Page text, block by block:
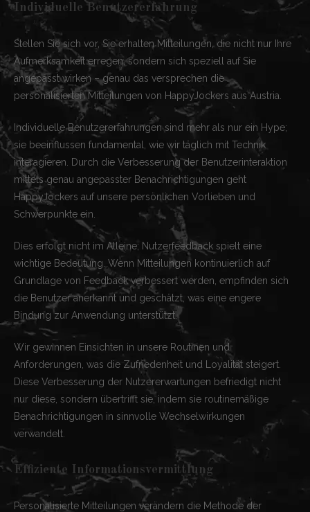
Individuelle Benutzererfahrung
Stellen Sie sich vor, Sie erhalten Mitteilungen, die nicht nur Ihre
Aufmerksamkeit erregen, sondern sich speziell auf Sie
angepasst wirken – genau das versprechen die
personalisierten Mitteilungen von HappyJockers aus Austria.
Individuelle Benutzererfahrungen sind mehr als nur ein Hype;
sie beeinflussen fundamental, wie wir täglich mit Technik
interagieren. Durch die Verbesserung der Benutzerinteraktion
mittels genau angepasster Benachrichtigungen geht
HappyJockers auf unsere persönlichen Vorlieben und
Schwerpunkte ein.
Dies erfolgt nicht im Alleine; Nutzerfeedback spielt eine
wichtige Bedeutung. Wenn Mitteilungen kontinuierlich auf
Grundlage von Feedback verbessert werden, empfinden sich
die Benutzer anerkannt und geschätzt, was eine engere
Bindung zur Anwendung unterstützt.
Wir gewinnen Einsichten in unsere Routinen und
Anforderungen, was die Zufriedenheit und Loyalität steigert.
Diese Verbesserung der Nutzererwartungen befriedigt nicht
nur diese, sondern übertrifft sie, indem sie routinemäßige
Benachrichtigungen in sinnvolle Wechselwirkungen
verwandelt.
Effiziente Informationsvermittlung
Personalisierte Mitteilungen verändern die Methode der